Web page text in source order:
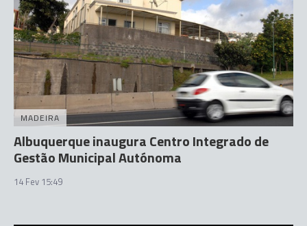
MADEIRA
Albuquerque inaugura Centro Integrado de
Gestão Municipal Autónoma
14 Fev 15:49